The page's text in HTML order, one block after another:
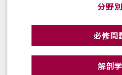
分野別
必修問
解剖学